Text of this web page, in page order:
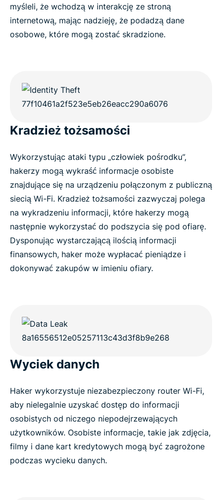
myśleli, że wchodzą w interakcję ze stroną
internetową, mając nadzieję, że podadzą dane
osobowe, które mogą zostać skradzione.
Kradzież tożsamości
Wykorzystując ataki typu „człowiek pośrodku”,
hakerzy mogą wykraść informacje osobiste
znajdujące się na urządzeniu połączonym z publiczną
siecią Wi-Fi. Kradzież tożsamości zazwyczaj polega
na wykradzeniu informacji, które hakerzy mogą
następnie wykorzystać do podszycia się pod ofiarę.
Dysponując wystarczającą ilością informacji
finansowych, haker może wypłacać pieniądze i
dokonywać zakupów w imieniu ofiary.
Wyciek danych
Haker wykorzystuje niezabezpieczony router Wi-Fi,
aby nielegalnie uzyskać dostęp do informacji
osobistych od niczego niepodejrzewających
użytkowników. Osobiste informacje, takie jak zdjęcia,
filmy i dane kart kredytowych mogą być zagrożone
podczas wycieku danych.